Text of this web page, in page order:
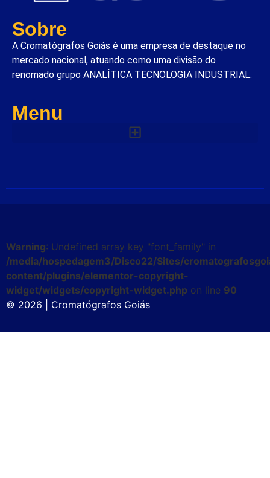
Sobre
A Cromatógrafos Goiás é uma empresa de destaque no
mercado nacional, atuando como uma divisão do
renomado grupo ANALÍTICA TECNOLOGIA INDUSTRIAL.
Menu
Warning: Undefined array key "font_family" in
/media/hospedagem3/Disco22/Sites/
content/plugins/elementor-copyright-
widget/widgets/copyright-widget.php on line 90
© 2026 | Cromatógrafos Goiás